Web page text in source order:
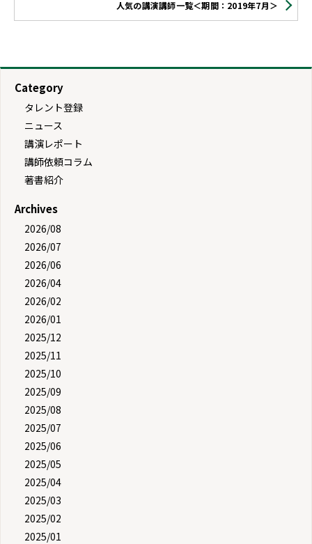
人気の講演講師一覧＜期間：2019年7月＞
Category
タレント登録
ニュース
講演レポート
講師依頼コラム
著書紹介
Archives
2026/08
2026/07
2026/06
2026/04
2026/02
2026/01
2025/12
2025/11
2025/10
2025/09
2025/08
2025/07
2025/06
2025/05
2025/04
2025/03
2025/02
2025/01